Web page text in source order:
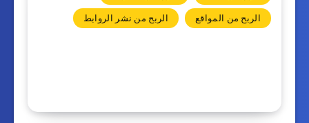
الربح من المواقع
الربح من نشر الروابط